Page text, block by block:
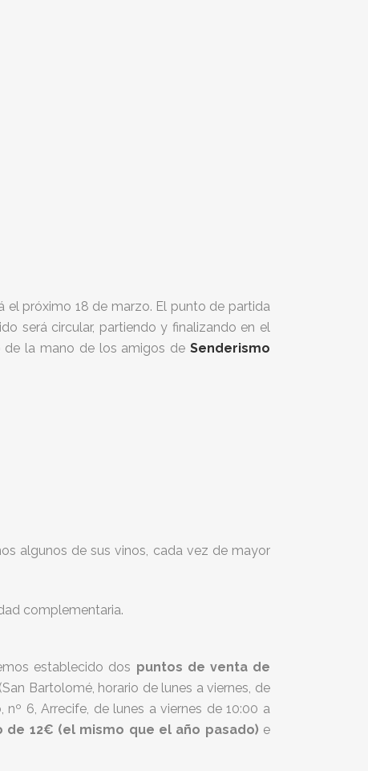
el próximo 18 de marzo. El punto de partida
será circular, partiendo y finalizando en el
de la mano de los amigos de Senderismo
algunos de sus vinos, cada vez de mayor
complementaria.
establecido dos puntos de venta de
Bartolomé, horario de lunes a viernes, de
6, Arrecife, de lunes a viernes de 10:00 a
12€ (el mismo que el año pasado) e